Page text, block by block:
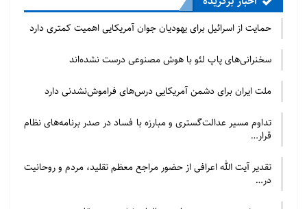
حمایت از اسرائیل برای یهودیان جوان آمریکایی اهمیت کمتری دارد
سخنرانی‌های پاپ لئو با هوش مصنوعی درست نشده‌اند
ملت ایران برای دشمن آمریکایی درس‌های فراموش‌نشدنی دارد
تداوم مسیر عدالت‌گستری و مبارزه با فساد در صدر برنامه‌های نظام
قرار…
تقدیر آیت الله اعرافی از حضور مراجع معظم تقلید، مردم و روحانیت
در…